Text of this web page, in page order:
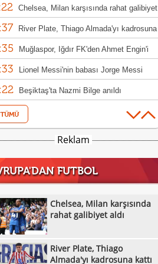
imza
Chelsea, Milan karşısında rahat galibiyet
River Plate, Thiago Almada'yı kadrosuna
Muğlaspor, Iğdır FK'den Ahmet Engin'i
ettiLionel Messi'nin babası Jorge Messi
kaybetti
Beşiktaş'ta Nazmi Bilge anıldı
Ferran Torres PSG yolunda! 50 milyon
transfer
Berkan Kutlu Konyaspor'a veda etti!
VakıfBank, Çek pasör çaprazı Monika
Trabzonspor'da transfer uçağı kalkıyor:
NunezAlanyaspor, Baran Ali Gezek ve Şahin
kadrosuna kattı
Trabzonspor'da Salah etkisi: Kombine
Reklam
FUTBOL
Chelsea, Milan karşısında
rahat galibiyet aldı
River Plate, Thiago
Almada'yı kadrosuna kattı